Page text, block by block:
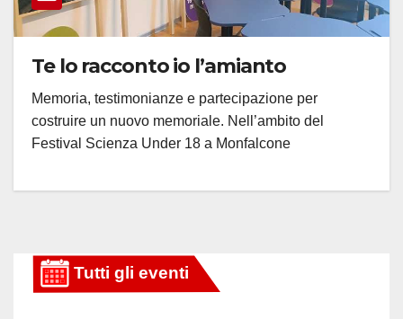
Te lo racconto io l’amianto
Memoria, testimonianze e partecipazione per
costruire un nuovo memoriale. Nell’ambito del
Festival Scienza Under 18 a Monfalcone